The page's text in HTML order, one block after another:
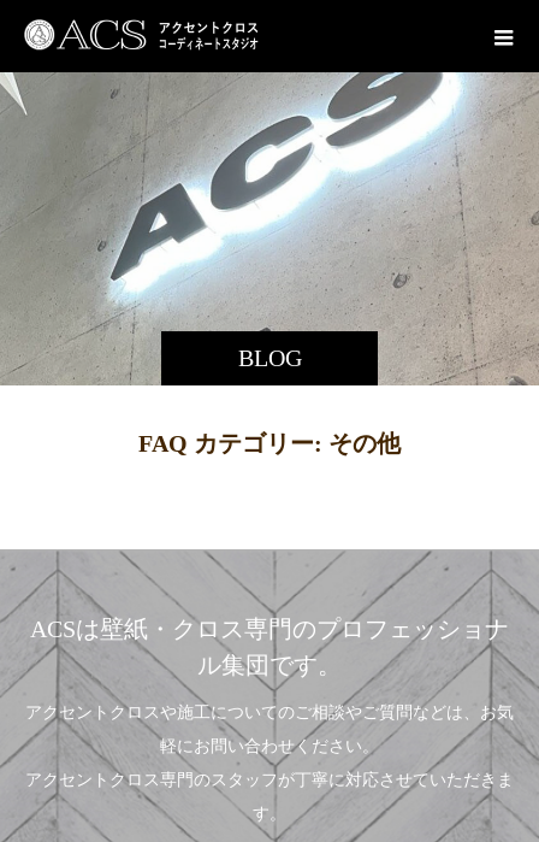
BLOG
FAQ カテゴリー: その他
ACSは壁紙・クロス専門のプロフェッショナ
ル集団です。
アクセントクロスや施工についてのご相談やご質問などは、お気
軽にお問い合わせください。
アクセントクロス専門のスタッフが丁寧に対応させていただきま
す。